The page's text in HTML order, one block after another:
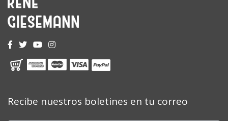
Recibe nuestros boletines en tu correo